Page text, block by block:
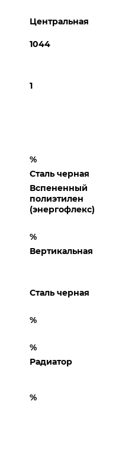
Центральная
1044
1
%
Сталь черная
Вспененный
полиэтилен
(энергофлекс)
%
Вертикальная
Сталь черная
%
%
Радиатор
%